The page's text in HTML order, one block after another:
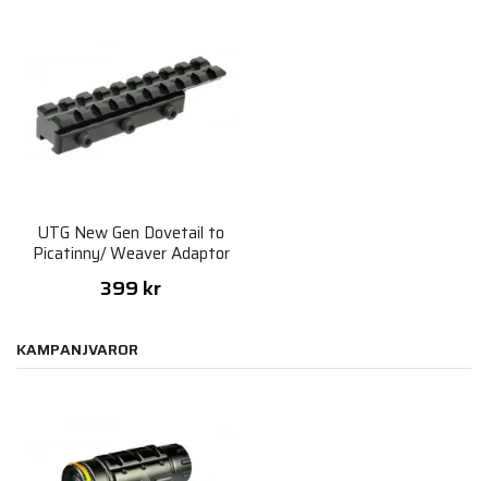
UTG New Gen Dovetail to
Picatinny/ Weaver Adaptor
Mount
399 kr
KAMPANJVAROR